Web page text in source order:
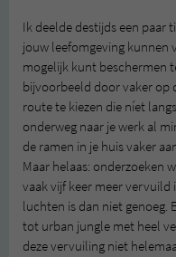
Ik deelde destijds een paar
jouw leefomgeving kunnen
mogelijk kunt beschermen
bijvoorbeeld door vaker op
route te kiezen die níet
onderweg naar je werk al
de ramen in je huis vaker
Maar helaas: onderzoeken
vaak vijf keer meer
luchten is dan niet genoeg.
tot urban jungle met heel
deze vervuiling niet